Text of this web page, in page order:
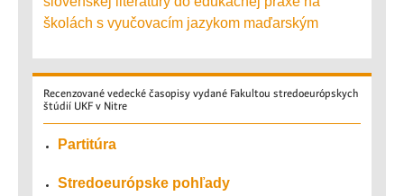
školách s vyučovacím jazykom maďarským
Recenzované vedecké časopisy vydané Fakultou stredoeurópskych
štúdií UKF v Nitre
Partitúra
Stredoeurópske pohľady